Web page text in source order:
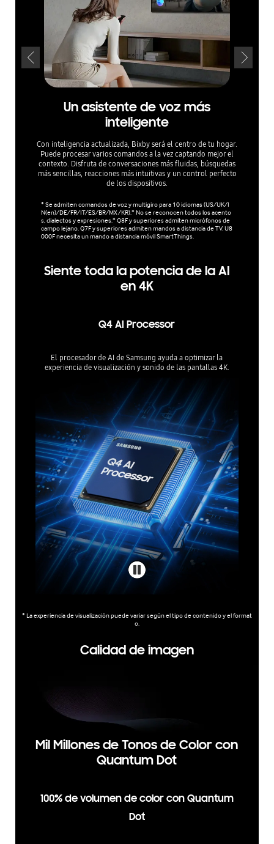
Un asistente de voz más
inteligente
Con inteligencia actualizada, Bixby será el centro de tu hogar.
Puede procesar varios comandos a la vez captando mejor el
contexto. Disfruta de conversaciones más fluidas, búsquedas
más sencillas, reacciones más intuitivas y un control perfecto
de los dispositivos.
* Se admiten comandos de voz y multigiro para 10 idiomas (US/UK/I
N(en)/DE/FR/IT/ES/BR/MX/KR).* No se reconocen todos los acento
s, dialectos y expresiones.* Q8F y superiores admiten micrófonos de
campo lejano. Q7F y superiores admiten mandos a distancia de TV. U8
000F necesita un mando a distancia móvil SmartThings.
Siente toda la potencia de la AI
en 4K
Q4 AI Processor
El procesador de AI de Samsung ayuda a optimizar la
experiencia de visualización y sonido de las pantallas 4K.
* La experiencia de visualización puede variar según el tipo de contenido y el format
o.
Calidad de imagen
Mil Millones de Tonos de Color con
Quantum Dot
100% de volumen de color con Quantum
Dot